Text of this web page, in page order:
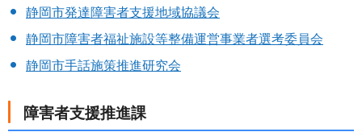
静岡市発達障害者支援地域協議会
静岡市障害者福祉施設等整備運営事業者選考委員会
静岡市手話施策推進研究会
障害者支援推進課